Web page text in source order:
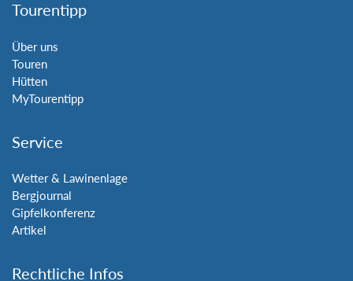
Tourentipp
Über uns
Touren
Hütten
MyTourentipp
Service
Wetter & Lawinenlage
Bergjournal
Gipfelkonferenz
Artikel
Rechtliche Infos